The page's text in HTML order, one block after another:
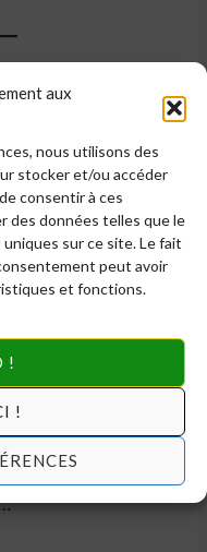
aux
nous utilisons des
stocker et/ou accéder
consentir à ces
des données telles que le
sur ce site. Le fait
peut avoir
et fonctions.
!
!
Article suivant